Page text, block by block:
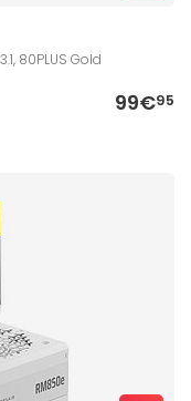
80PLUS Gold
99€95